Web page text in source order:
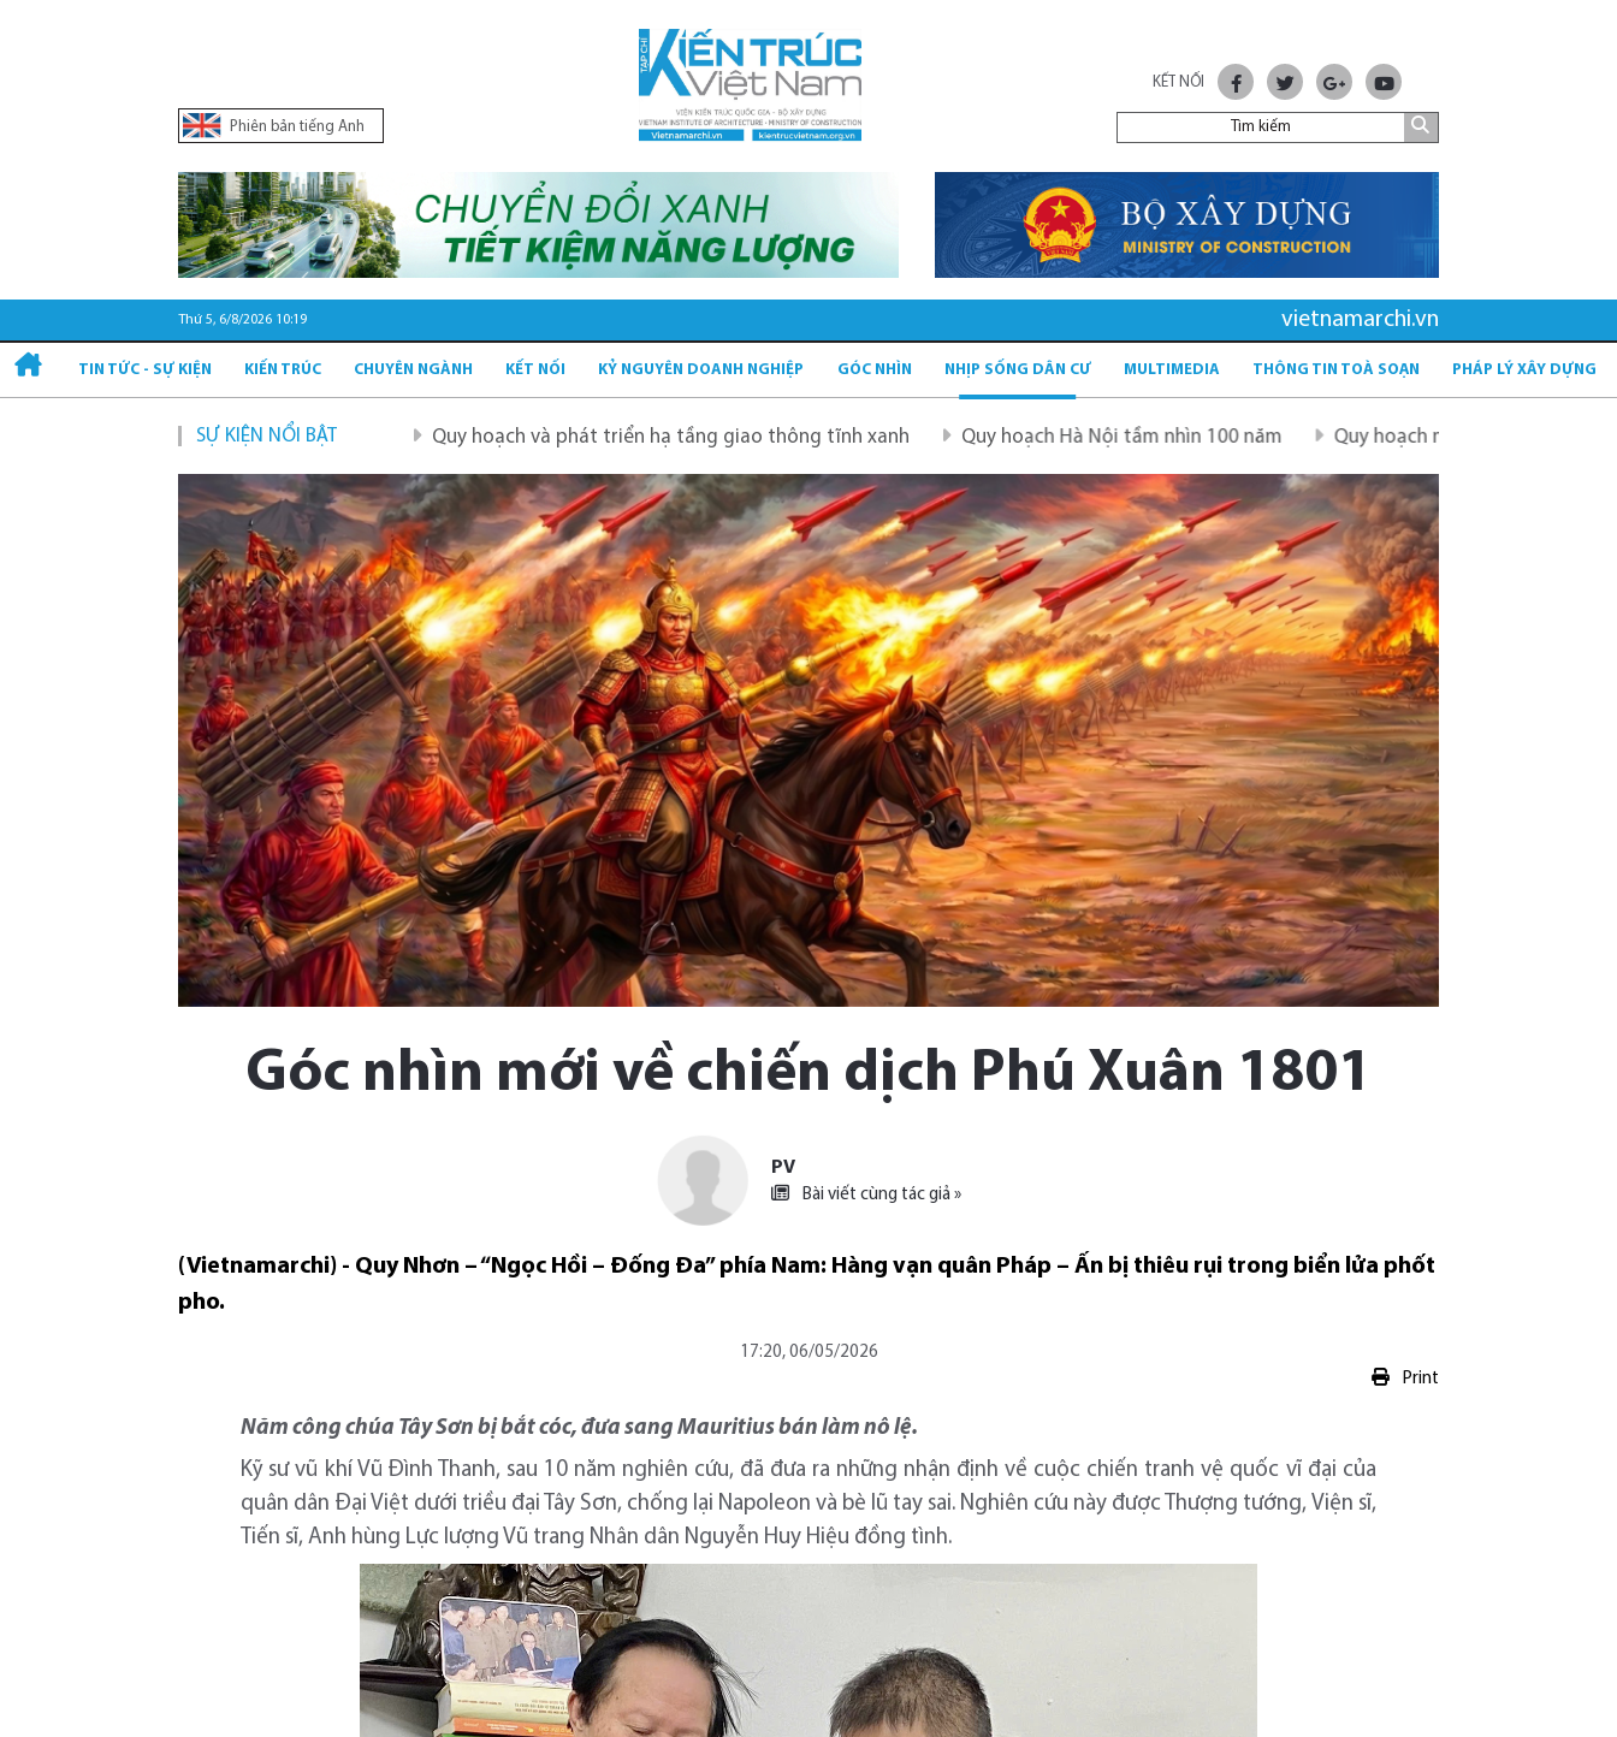
Phiên bản tiếng Anh
KẾT NỐI
Thứ 5, 6/8/2026 10:19 vietnamarchi.vn
TIN TỨC - SỰ KIỆN KIẾN TRÚC CHUYÊN NGÀNH KẾT NỐI KỶ NGUYÊN DOANH NGHIỆP GÓC NHÌN NHỊP SỐNG DÂN CƯ MULTIMEDIA THÔNG TIN TOÀ SOẠN PHÁP LÝ XÂY DỰNG
SỰ KIỆN NỔI BẬTQuy hoạch và phát triển hạ tầng giao thông tĩnh xanh Quy hoạch Hà Nội tầm nhìn 100 năm Quy hoạch mới sau sáp nhập tỉnh - tầm nhìn và
Góc nhìn mới về chiến dịch Phú Xuân 1801
PV
Bài viết cùng tác giả »
(Vietnamarchi) - Quy Nhơn – “Ngọc Hồi – Đống Đa” phía Nam: Hàng vạn quân Pháp – Ấn bị thiêu rụi trong biển lửa phốt
pho.
17:20, 06/05/2026
Print
Năm công chúa Tây Sơn bị bắt cóc, đưa sang Mauritius bán làm nô lệ.
Kỹ sư vũ khí Vũ Đình Thanh, sau 10 năm nghiên cứu, đã đưa ra những nhận định về cuộc chiến tranh vệ quốc vĩ đại của
quân dân Đại Việt dưới triều đại Tây Sơn, chống lại Napoleon và bè lũ tay sai. Nghiên cứu này được Thượng tướng, Viện sĩ,
Tiến sĩ, Anh hùng Lực lượng Vũ trang Nhân dân Nguyễn Huy Hiệu đồng tình.